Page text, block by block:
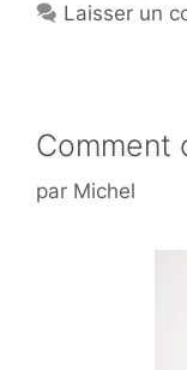
st b
k
Laisser un
Comment
par Michel